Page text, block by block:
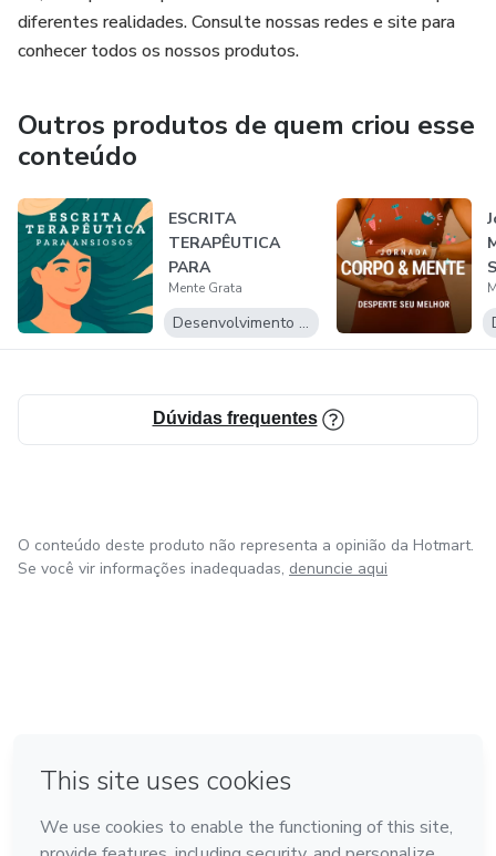
diferentes realidades. Consulte nossas redes e site para
conhecer todos os nossos produtos.
Outros produtos de quem criou esse
conteúdo
ESCRITA
TERAPÊUTICA
PARA
DESACELERAR A
MENTE
Mente Grata
Desenvolvimento Pessoal
Dúvidas frequentes
O conteúdo deste produto não representa a opinião da Hotmart.
Se você vir informações inadequadas, denuncie aqui
Feito com ❤ na Cidade do México